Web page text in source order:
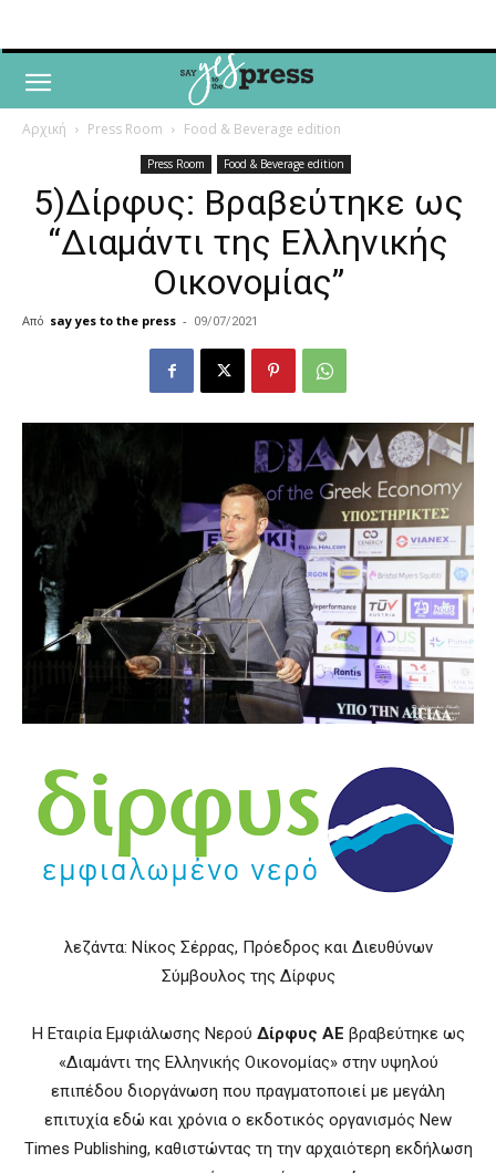
Αρχική Press Room Food & Beverage edition
Press Room Food & Beverage edition
5)Δίρφυς: Βραβεύτηκε ως
“Διαμάντι της Ελληνικής
Οικονομίας”
Από say yes to the press - 09/07/2021
λεζάντα: Νίκος Σέρρας, Πρόεδρος και Διευθύνων
Σύμβουλος της Δίρφυς
Η Εταιρία Εμφιάλωσης Νερού Δίρφυς ΑΕ βραβεύτηκε ως
«Διαμάντι της Ελληνικής Οικονομίας» στην υψηλού
επιπέδου διοργάνωση που πραγματοποιεί με μεγάλη
επιτυχία εδώ και χρόνια ο εκδοτικός οργανισμός New
Times Publishing, καθιστώντας τη την αρχαιότερη εκδήλωση